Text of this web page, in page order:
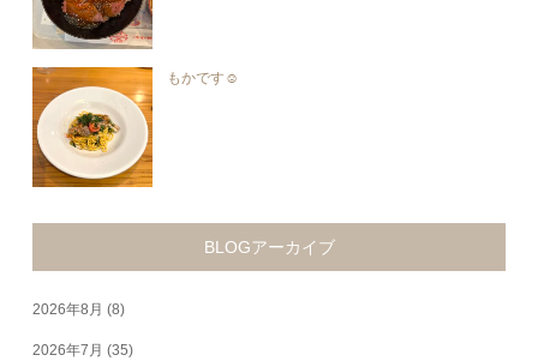
もかです☺︎︎
BLOGアーカイブ
2026年8月 (8)
2026年7月 (35)